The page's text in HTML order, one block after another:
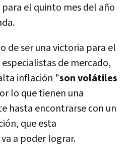
el quinto mes del año
de ser una victoria para el
de mercado,
inflación "son volátiles
lo que tienen una
hasta encontrarse con un
que esta
a poder lograr.